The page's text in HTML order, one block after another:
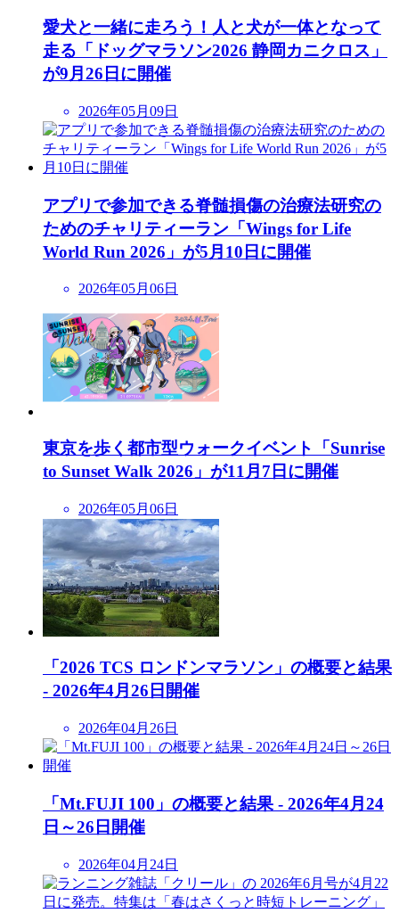
愛犬と一緒に走ろう！人と犬が一体となって
走る「ドッグマラソン2026 静岡カニクロス」
が9月26日に開催
2026年05月09日
アプリで参加できる脊髄損傷の治療法研究の
ためのチャリティーラン「Wings for Life
World Run 2026」が5月10日に開催
2026年05月06日
東京を歩く都市型ウォークイベント「Sunrise
to Sunset Walk 2026」が11月7日に開催
2026年05月06日
「2026 TCS ロンドンマラソン」の概要と結果
- 2026年4月26日開催
2026年04月26日
「Mt.FUJI 100」の概要と結果 - 2026年4月24
日～26日開催
2026年04月24日